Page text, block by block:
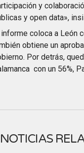
y
y open data»,
informe coloca a León
obtiene un
Por detrás,
con un 56%,
NOTICIAS